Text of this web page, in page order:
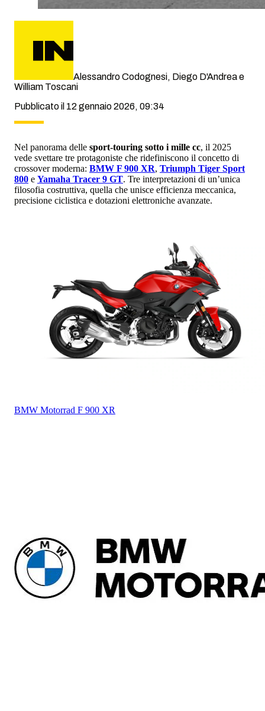
Alessandro Codognesi, Diego D'Andrea e
William Toscani
Pubblicato il 12 gennaio 2026, 09:34
Nel panorama delle sport-touring sotto i mille cc, il 2025
vede svettare tre protagoniste che ridefiniscono il concetto di
crossover moderna: BMW F 900 XR, Triumph Tiger Sport
800 e Yamaha Tracer 9 GT. Tre interpretazioni di un’unica
filosofia costruttiva, quella che unisce efficienza meccanica,
precisione ciclistica e dotazioni elettroniche avanzate.
BMW Motorrad F 900 XR